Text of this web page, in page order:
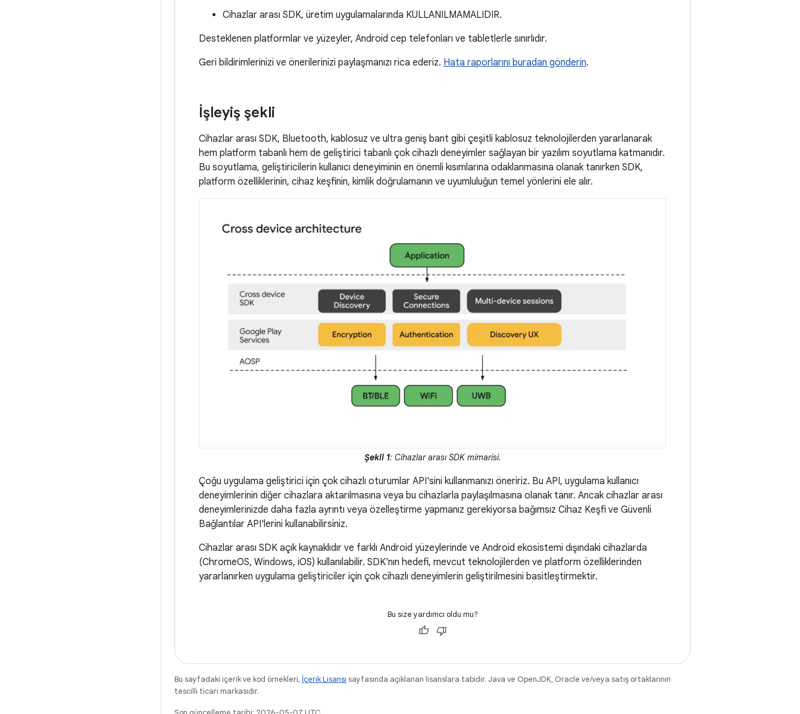
Cihazlar arası SDK, üretim uygulamalarında KULLANILMAMALIDIR.
Desteklenen platformlar ve yüzeyler, Android cep telefonları ve tabletlerle sınırlıdır.
Geri bildirimlerinizi ve önerilerinizi paylaşmanızı rica ederiz. Hata raporlarını buradan gönderin.
İşleyiş şekli
Cihazlar arası SDK, Bluetooth, kablosuz ve ultra geniş bant gibi çeşitli kablosuz teknolojilerden yararlanarak
hem platform tabanlı hem de geliştirici tabanlı çok cihazlı deneyimler sağlayan bir yazılım soyutlama katmanıdır.
Bu soyutlama, geliştiricilerin kullanıcı deneyiminin en önemli kısımlarına odaklanmasına olanak tanırken SDK,
platform özelliklerinin, cihaz keşfinin, kimlik doğrulamanın ve uyumluluğun temel yönlerini ele alır.
Şekil 1: Cihazlar arası SDK mimarisi.
Çoğu uygulama geliştirici için çok cihazlı oturumlar API'sini kullanmanızı öneririz. Bu API, uygulama kullanıcı
deneyimlerinin diğer cihazlara aktarılmasına veya bu cihazlarla paylaşılmasına olanak tanır. Ancak cihazlar arası
deneyimlerinizde daha fazla ayrıntı veya özelleştirme yapmanız gerekiyorsa bağımsız Cihaz Keşfi ve Güvenli
Bağlantılar API'lerini kullanabilirsiniz.
Cihazlar arası SDK açık kaynaklıdır ve farklı Android yüzeylerinde ve Android ekosistemi dışındaki cihazlarda
(ChromeOS, Windows, iOS) kullanılabilir. SDK'nın hedefi, mevcut teknolojilerden ve platform özelliklerinden
yararlanırken uygulama geliştiriciler için çok cihazlı deneyimlerin geliştirilmesini basitleştirmektir.
Bu size yardımcı oldu mu?
Bu sayfadaki içerik ve kod örnekleri, İçerik Lisansı sayfasında açıklanan lisanslara tabidir. Java ve OpenJDK, Oracle ve/veya satış ortaklarının
tescilli ticari markasıdır.